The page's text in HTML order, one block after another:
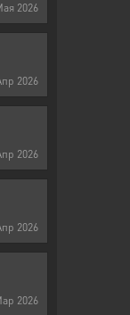
2026
2026
2026
2026
2026